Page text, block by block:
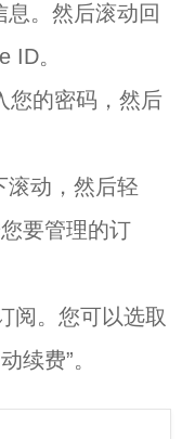
息。然后滚动回
ID。
您的密码，然后
滚动，然后轻
要管理的订
阅。您可以选取
续费”。